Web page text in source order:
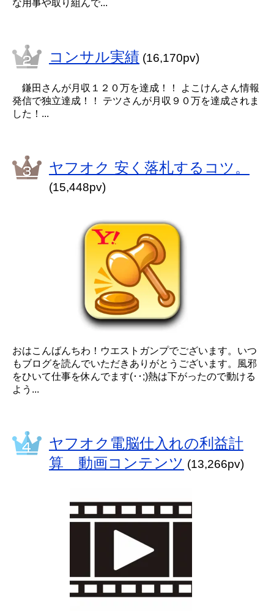
な用事や取り組んで...
コンサル実績 (16,170pv)
鎌田さんが月収１２０万を達成！！ よこけんさん情報
発信で独立達成！！ テツさんが月収９０万を達成されま
した！...
ヤフオク 安く落札するコツ。
(15,448pv)
おはこんばんちわ！ウエストガンプでございます。いつ
もブログを読んでいただきありがとうございます。風邪
をひいて仕事を休んでます(･･;)熱は下がったので動ける
よう...
ヤフオク電脳仕入れの利益計
算 動画コンテンツ (13,266pv)